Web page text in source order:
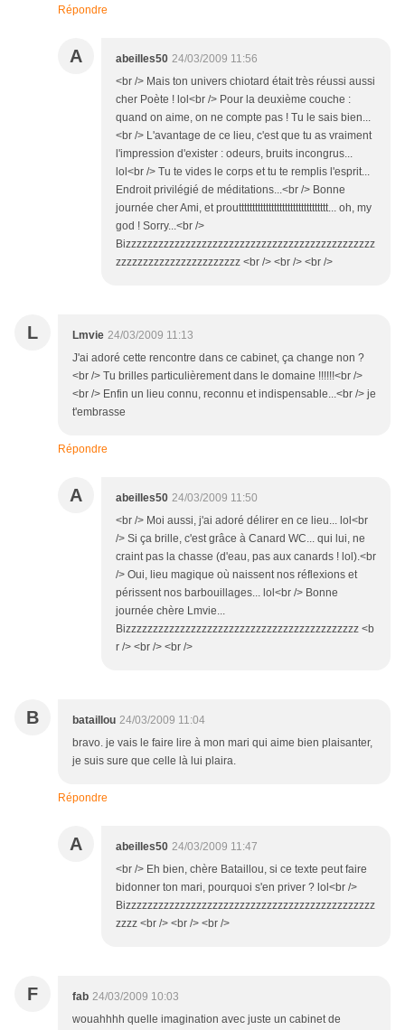
Répondre
A abeilles50 24/03/2009 11:56
<br /> Mais ton univers chiotard était très réussi aussi
cher Poète ! lol<br /> Pour la deuxième couche :
quand on aime, on ne compte pas ! Tu le sais bien...
<br /> L'avantage de ce lieu, c'est que tu as vraiment
l'impression d'exister : odeurs, bruits incongrus...
lol<br /> Tu te vides le corps et tu te remplis l'esprit...
Endroit privilégié de méditations...<br /> Bonne
journée cher Ami, et prouttttttttttttttttttttttttttttttttt... oh, my
god ! Sorry...<br />
Bizzzzzzzzzzzzzzzzzzzzzzzzzzzzzzzzzzzzzzzzzzzzzz
zzzzzzzzzzzzzzzzzzzzzzz <br /> <br /> <br />
L Lmvie 24/03/2009 11:13
J'ai adoré cette rencontre dans ce cabinet, ça change non ?
<br /> Tu brilles particulièrement dans le domaine !!!!!!<br />
<br /> Enfin un lieu connu, reconnu et indispensable...<br /> je
t'embrasse
Répondre
A abeilles50 24/03/2009 11:50
<br /> Moi aussi, j'ai adoré délirer en ce lieu... lol<br
/> Si ça brille, c'est grâce à Canard WC... qui lui, ne
craint pas la chasse (d'eau, pas aux canards ! lol).<br
/> Oui, lieu magique où naissent nos réflexions et
périssent nos barbouillages... lol<br /> Bonne
journée chère Lmvie...
Bizzzzzzzzzzzzzzzzzzzzzzzzzzzzzzzzzzzzzzzzzzz <b
r /> <br /> <br />
B bataillou 24/03/2009 11:04
bravo. je vais le faire lire à mon mari qui aime bien plaisanter,
je suis sure que celle là lui plaira.
Répondre
A abeilles50 24/03/2009 11:47
<br /> Eh bien, chère Bataillou, si ce texte peut faire
bidonner ton mari, pourquoi s'en priver ? lol<br />
Bizzzzzzzzzzzzzzzzzzzzzzzzzzzzzzzzzzzzzzzzzzzzzz
zzzz <br /> <br /> <br />
F fab 24/03/2009 10:03
wouahhhh quelle imagination avec juste un cabinet de